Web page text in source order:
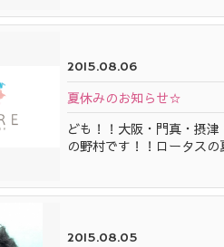
2015.08.06
夏休みのお知らせ☆
ども！！大阪・門真・摂
の野村です！！ロータス
2015.08.05